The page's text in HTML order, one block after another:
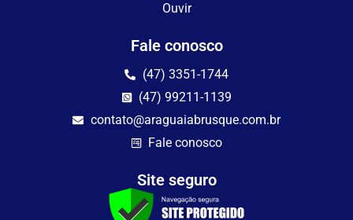
Ouvir
Fale conosco
(47) 3351-1744
(47) 99211-1139
contato@araguaiabrusque.com.br
Fale conosco
Site seguro